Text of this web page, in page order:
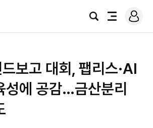
검
전
로
그
보고 대회, 팹리스·AI
성에 공감…금산분리